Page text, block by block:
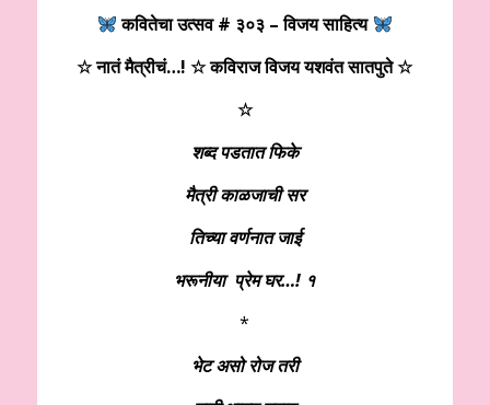
कवितेचा उत्सव # ३०३ – विजय साहित्य
☆ नातं मैत्रीचं…!☆कविराज विजय यशवंत सातपुते ☆
☆
शब्द पडतात फिके
मैत्री काळजाची सर
तिच्या वर्णनात जाई
भरूनीया प्रेम घर…! १
*
भेट असो रोज तरी